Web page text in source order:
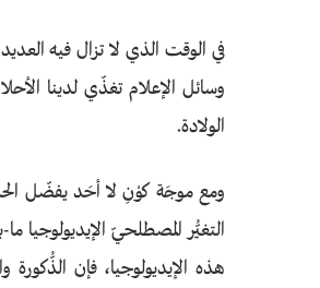
في الوقت الذي لا تزال فيه
وسائل الإعلام تغذّي لدينا
الولادة.
ومع موجَة كوْنِ لا أحَد يفضّل
التغيُّر المصطلحيّ الإيديولوجيا
هذه الإيديولوجيا، فإن